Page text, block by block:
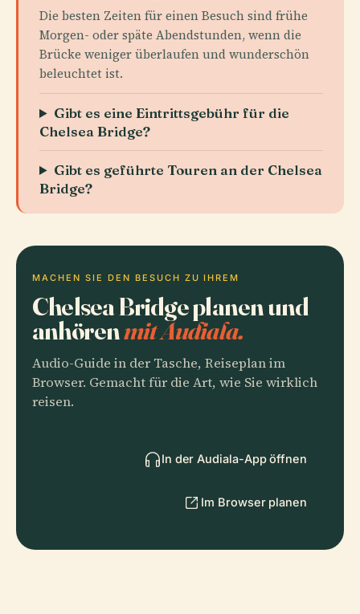
Die besten Zeiten für einen Besuch sind frühe
Morgen- oder späte Abendstunden, wenn die
Brücke weniger überlaufen und wunderschön
beleuchtet ist.
Gibt es eine Eintrittsgebühr für die
Chelsea Bridge?
Gibt es geführte Touren an der Chelsea
Bridge?
MACHEN SIE DEN BESUCH ZU IHREM
Chelsea Bridge planen und
anhörenmit Audiala.
Audio-Guide in der Tasche, Reiseplan im
Browser. Gemacht für die Art, wie Sie wirklich
reisen.
In der Audiala-App öffnen
Im Browser planen